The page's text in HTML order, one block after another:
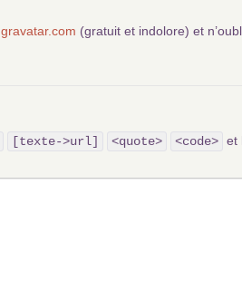
gravatar.com (gratuit et indolore) et
[texte->url] <quote> <code> et